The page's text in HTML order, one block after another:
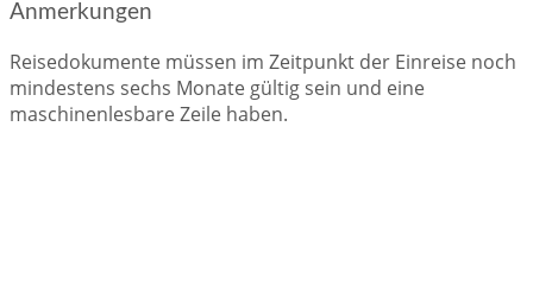
Anmerkungen
Reisedokumente müssen im Zeitpunkt der Einreise noch
mindestens sechs Monate gültig sein und eine
maschinenlesbare Zeile haben.